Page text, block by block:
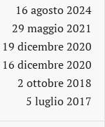
16 agosto 2024
29 maggio 2021
19 dicembre 2020
16 dicembre 2020
2 ottobre 2018
5 luglio 2017